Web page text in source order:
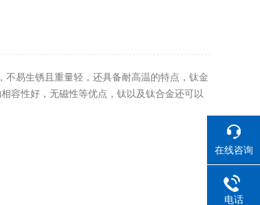
不易生锈且重量轻，还具备耐高温的特点，钛金
容性好，无磁性等优点，钛以及钛合金还可以
在线咨询
电话